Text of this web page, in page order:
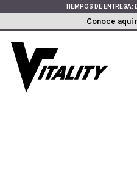
TIEMPOS DE ENTREGA:
Conoce aquí